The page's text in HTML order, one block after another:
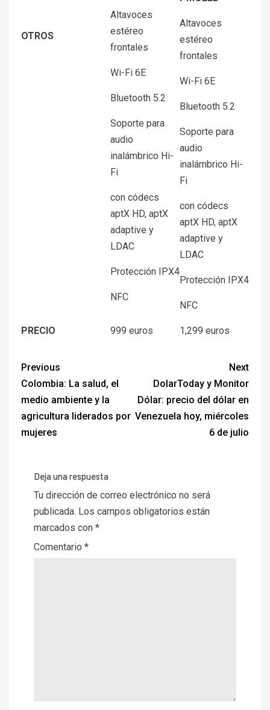
OTROS
Altavoces
estéreo
frontales
Wi-Fi 6E
Bluetooth 5.2
Soporte para
audio
inalámbrico Hi-
Fi
con códecs
aptX HD, aptX
adaptive y
LDAC
Protección IPX4
NFC
Altavoces
estéreo
frontales
Wi-Fi 6E
Bluetooth 5.2
Soporte para
audio
inalámbrico Hi-
Fi
con códecs
aptX HD, aptX
adaptive y
LDAC
Protección IPX4
NFC
PRECIO 999 euros 1,299 euros
Previous
Colombia: La salud, el
medio ambiente y la
agricultura liderados por
mujeres
Next
DolarToday y Monitor
Dólar: precio del dólar en
Venezuela hoy, miércoles
6 de julio
Deja una respuesta
Tu dirección de correo electrónico no será
publicada. Los campos obligatorios están
marcados con *
Comentario *